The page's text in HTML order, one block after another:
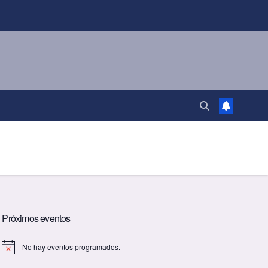
Próximos eventos
A
No hay eventos programados.